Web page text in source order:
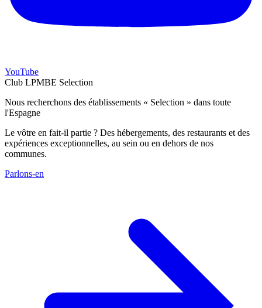
YouTube
Club LPMBE Selection
Nous recherchons des établissements « Selection » dans toute
l'Espagne
Le vôtre en fait-il partie ? Des hébergements, des restaurants et des
expériences exceptionnelles, au sein ou en dehors de nos
communes.
Parlons-en